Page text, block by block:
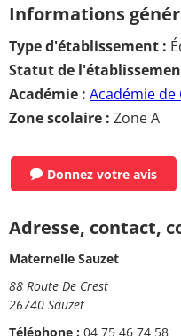
Informations
Type d'établissement :
Statut de
Académie : Académie
Zone scolaire : Zone A
Donnez votre avis
Adresse, contact,
Maternelle Sauzet
88 Route De Crest
26740 Sauzet
Téléphone : 04 75 46 74 58